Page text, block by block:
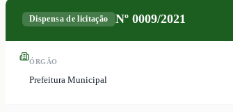
Dispensa de licitação Nº 0009/2021
ÓRGÃO
Prefeitura Municipal